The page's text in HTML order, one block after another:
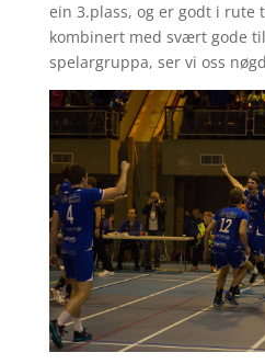
ein 3.plass, og er godt i rute
kombinert med svært gode
spelargruppa, ser vi oss